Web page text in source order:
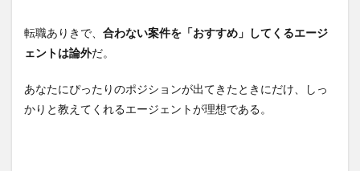
転職ありきで、 合わない案件を「おすすめ」してくるエージ
ェントは論外だ。
あなたにぴったりのポジションが出てきたときにだけ、しっ
かりと教えてくれるエージェントが理想である。